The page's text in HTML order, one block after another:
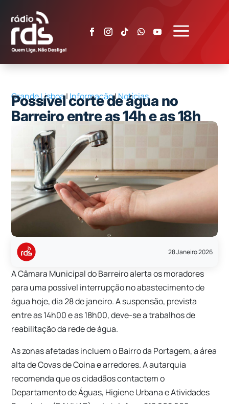
a
Grande Lisboa| Informação|Notícias
Possível corte de água no
Barreiro entre as 14h e as 18h
de hoje
28 Janeiro 2026
A Câmara Municipal do Barreiro alerta os moradores
para uma possível interrupção no abastecimento de
água hoje, dia 28 de janeiro. A suspensão, prevista
entre as 14h00 e as 18h00, deve-se a trabalhos de
reabilitação da rede de água.
As zonas afetadas incluem o Bairro da Portagem, a área
alta de Covas de Coina e arredores. A autarquia
recomenda que os cidadãos contactem o
Departamento de Águas, Higiene Urbana e Atividades